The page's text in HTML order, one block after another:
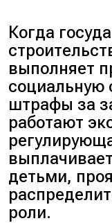
Когда
выполняет
социальную
штрафы за
работают
детьми,
роли.